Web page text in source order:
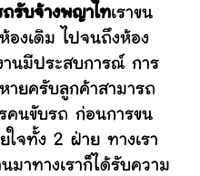
ถรับจ้างพญาไทเราขน
องเดิม ไปจนถึงห้อง
านมีประสบการณ์ การ
ายครับลูกค้าสามารถ
คนขับรถ ก่อนการขน
ใจทั้ง 2 ฝ่าย ทางเรา
าทางเราก็ได้รับความ